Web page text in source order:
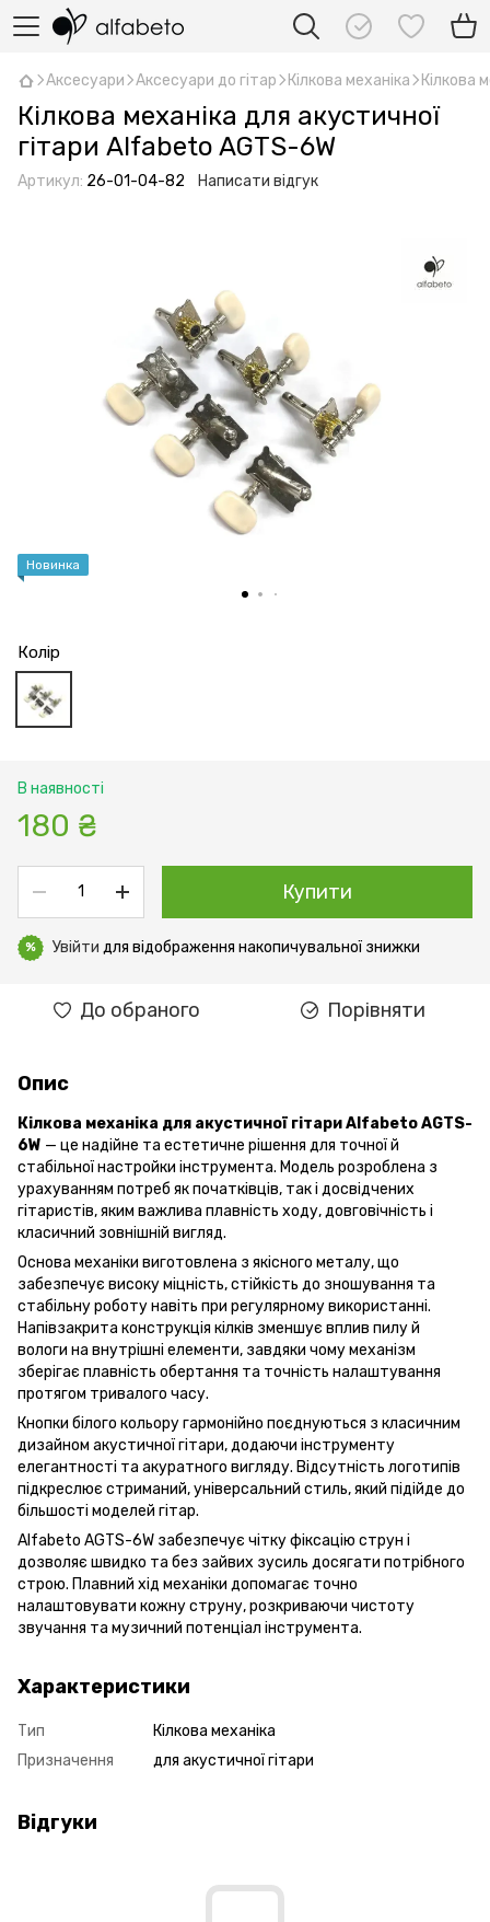
Аксесуари Аксесуари до гітар Кілкова механіка Кілкова
Кілкова механіка для акустичної
гітари Alfabeto AGTS-6W
Артикул: 26-01-04-82 Написати відгук
Новинка
Колір
В наявності
180 ₴
Купити
% Увійти для відображення накопичувальної знижки
До обраного Порівняти
Опис
Кілкова механіка для акустичної гітари Alfabeto AGTS-
6W — це надійне та естетичне рішення для точної й
стабільної настройки інструмента. Модель розроблена з
урахуванням потреб як початківців, так і досвідчених
гітаристів, яким важлива плавність ходу, довговічність і
класичний зовнішній вигляд.
Основа механіки виготовлена з якісного металу, що
забезпечує високу міцність, стійкість до зношування та
стабільну роботу навіть при регулярному використанні.
Напівзакрита конструкція кілків зменшує вплив пилу й
вологи на внутрішні елементи, завдяки чому механізм
зберігає плавність обертання та точність налаштування
протягом тривалого часу.
Кнопки білого кольору гармонійно поєднуються з класичним
дизайном акустичної гітари, додаючи інструменту
елегантності та акуратного вигляду. Відсутність логотипів
підкреслює стриманий, універсальний стиль, який підійде до
більшості моделей гітар.
Alfabeto AGTS-6W забезпечує чітку фіксацію струн і
дозволяє швидко та без зайвих зусиль досягати потрібного
строю. Плавний хід механіки допомагає точно
налаштовувати кожну струну, розкриваючи чистоту
звучання та музичний потенціал інструмента.
Характеристики
Тип
Кілкова механіка
Призначення
для акустичної гітари
Відгуки